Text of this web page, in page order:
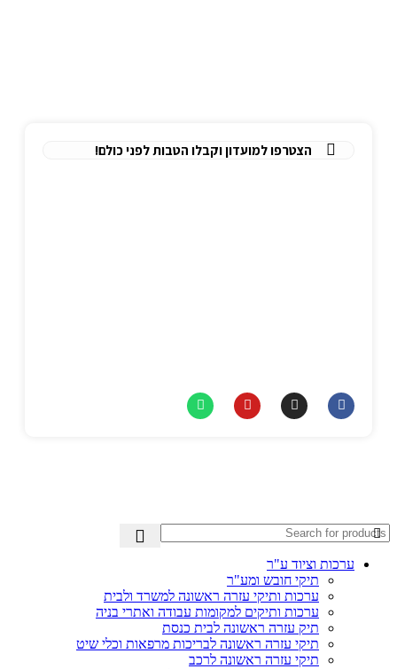
הצטרפו למועדון וקבלו הטבות לפני כולם!
ערכות וציוד ע"ר
תיקי חובש ומע"ר
ערכות ותיקי עזרה ראשונה למשרד ולבית
ערכות ותיקים למקומות עבודה ואתרי בניה
תיק עזרה ראשונה לבית כנסת
תיקי עזרה ראשונה לבריכות מרפאות וכלי שיט
תיקי עזרה ראשונה לרכב